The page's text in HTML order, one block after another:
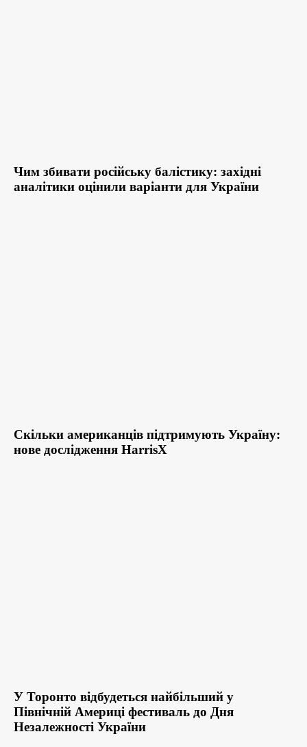
Чим збивати російську балістику: західні
аналітики оцінили варіанти для України
Скільки американців підтримують Україну:
нове дослідження HarrisX
У Торонто відбудеться найбільший у
Північній Америці фестиваль до Дня
Незалежності України